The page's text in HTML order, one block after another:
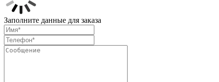
Заполните данные для заказа